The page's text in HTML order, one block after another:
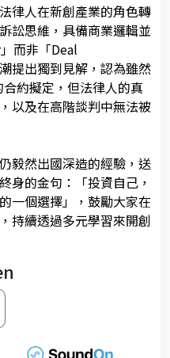
律人在新創產業的角色轉
訟思維，具備商業邏輯並
而非「Deal
提出獨到見解，認為雖然
約擬定，但法律人的真
以及在高階談判中無法被
毅然出國深造的經驗，送
身的金句：「投資自己，
一個選擇」，鼓勵大家在
持續透過多元學習來開創